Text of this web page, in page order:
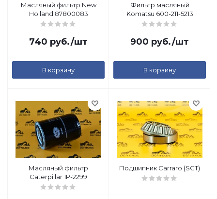
Масляный фильтр New
Holland 87800083
740 руб./шт
В корзину
Фильтр масляный
Komatsu 600-211-5213
900 руб./шт
В корзину
Масляный фильтр
Caterpillar 1P-2299
Подшипник Carraro (SCT)